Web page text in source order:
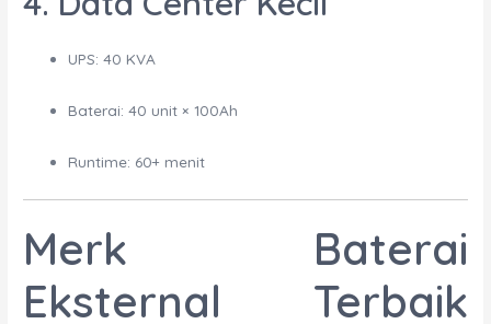
UPS: 40 KVA
Baterai: 40 unit × 100Ah
Runtime: 60+ menit
Merk Baterai
Eksternal Terbaik